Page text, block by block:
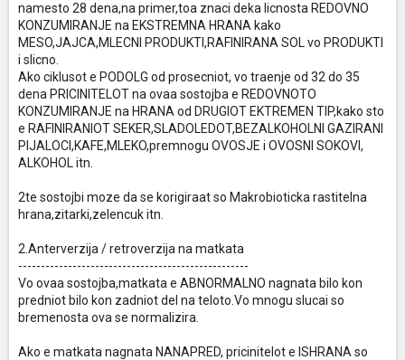
namesto 28 dena,na primer,toa znaci deka licnosta REDOVNO
KONZUMIRANJE na EKSTREMNA HRANA kako
MESO,JAJCA,MLECNI PRODUKTI,RAFINIRANA SOL vo PRODUKTI
i slicno.
Ako ciklusot e PODOLG od prosecniot, vo traenje od 32 do 35
dena PRICINITELOT na ovaa sostojba e REDOVNOTO
KONZUMIRANJE na HRANA od DRUGIOT EKTREMEN TIP,kako sto
e RAFINIRANIOT SEKER,SLADOLEDOT,BEZALKOHOLNI GAZIRANI
PIJALOCI,KAFE,MLEKO,premnogu OVOSJE i OVOSNI SOKOVI,
ALKOHOL itn.
2te sostojbi moze da se korigiraat so Makrobioticka rastitelna
hrana,zitarki,zelencuk itn.
2.Anterverzija / retroverzija na matkata
---------------------------------------------------
Vo ovaa sostojba,matkata e ABNORMALNO nagnata bilo kon
predniot bilo kon zadniot del na teloto.Vo mnogu slucai so
bremenosta ova se normalizira.
Ako e matkata nagnata NANAPRED, pricinitelot e ISHRANA so